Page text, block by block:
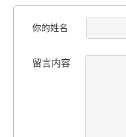
你的姓名
留言内容